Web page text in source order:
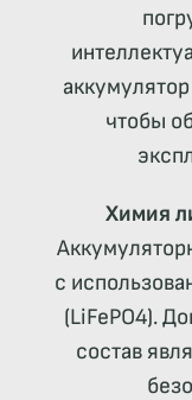
чтобы
Химия
с
(LiFePO4).
состав